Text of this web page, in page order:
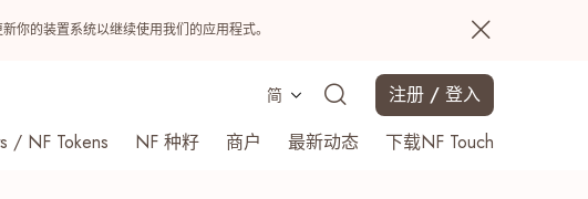
的装置系统以继续使用我们的应用程式。
简
注册 / 登入
/ NF Tokens NF 种籽 商户 最新动态 下载NF Touch